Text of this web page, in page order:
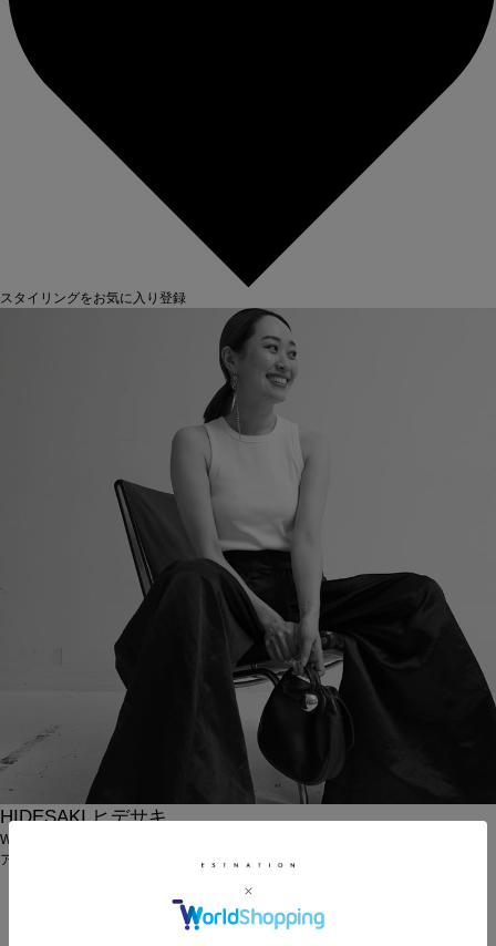
スタイリングをお気に入り登録
HIDESAKI ヒデサキ
WOMEN / 169cm
アッセンブル エストネーション GINZA SIX店